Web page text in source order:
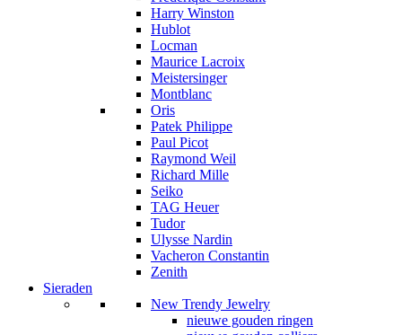
Harry Winston
Hublot
Locman
Maurice Lacroix
Meistersinger
Montblanc
Oris
Patek Philippe
Paul Picot
Raymond Weil
Richard Mille
Seiko
TAG Heuer
Tudor
Ulysse Nardin
Vacheron Constantin
Zenith
Sieraden
New Trendy Jewelry
nieuwe gouden ringen